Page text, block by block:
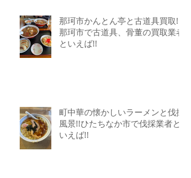
那珂市かんとん亭と古道具買取!!
那珂市で古道具、骨董の買取業者
といえば!!
町中華の懐かしいラーメンと伐採
風景!!ひたちなか市で伐採業者と
いえば!!